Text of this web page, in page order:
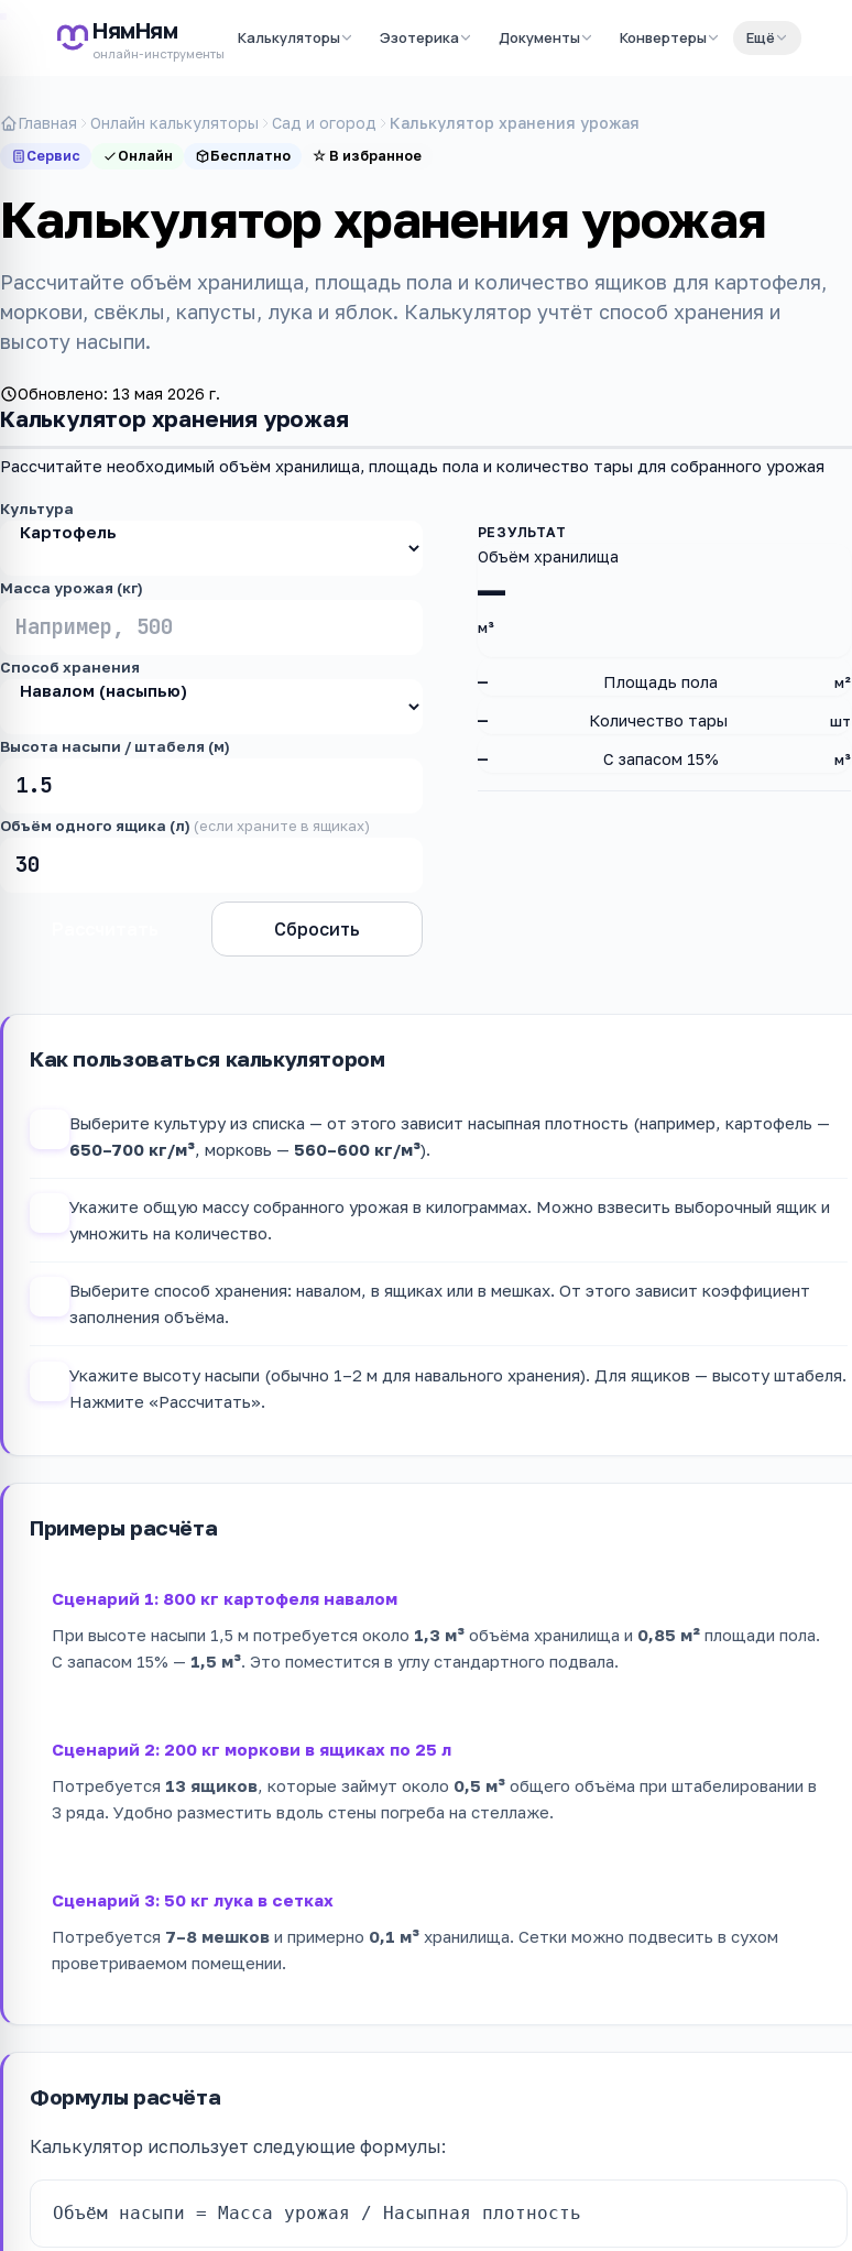
НямНям
онлайн-инструменты
Калькуляторы Эзотерика Документы Конвертеры Ещё
Главная Онлайн калькуляторы Сад и огород Калькулятор хранения урожая
Сервис Онлайн Бесплатно ☆ В избранное
Калькулятор хранения урожая
Рассчитайте объём хранилища, площадь пола и количество ящиков для картофеля,
моркови, свёклы, капусты, лука и яблок. Калькулятор учтёт способ хранения и
высоту насыпи.
Обновлено: 13 мая 2026 г.
Калькулятор хранения урожая
Рассчитайте необходимый объём хранилища, площадь пола и количество тары для собранного урожая
Культура
Масса урожая (кг)
Способ хранения
Высота насыпи / штабеля (м)
Объём одного ящика (л) (если храните в ящиках)
Сбросить
—
Объём хранилища
м³
— Площадь пола м²
— Количество тары шт
— С запасом 15% м³
Как пользоваться калькулятором
Выберите культуру из списка — от этого зависит насыпная плотность (например, картофель —
650–700 кг/м³, морковь — 560–600 кг/м³).
Укажите общую массу собранного урожая в килограммах. Можно взвесить выборочный ящик и
умножить на количество.
Выберите способ хранения: навалом, в ящиках или в мешках. От этого зависит коэффициент
заполнения объёма.
Укажите высоту насыпи (обычно 1–2 м для навального хранения). Для ящиков — высоту штабеля.
Нажмите «Рассчитать».
Примеры расчёта
Сценарий 1: 800 кг картофеля навалом
При высоте насыпи 1,5 м потребуется около 1,3 м³ объёма хранилища и 0,85 м² площади пола.
С запасом 15% — 1,5 м³. Это поместится в углу стандартного подвала.
Сценарий 2: 200 кг моркови в ящиках по 25 л
Потребуется 13 ящиков, которые займут около 0,5 м³ общего объёма при штабелировании в
3 ряда. Удобно разместить вдоль стены погреба на стеллаже.
Сценарий 3: 50 кг лука в сетках
Потребуется 7–8 мешков и примерно 0,1 м³ хранилища. Сетки можно подвесить в сухом
проветриваемом помещении.
Формулы расчёта
Калькулятор использует следующие формулы:
Объём насыпи = Масса урожая / Насыпная плотность